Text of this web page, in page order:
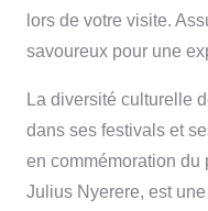
lors de votre visite.
savoureux pour une
La diversité culturelle
dans ses festivals et
en commémoration du
Julius Nyerere, est